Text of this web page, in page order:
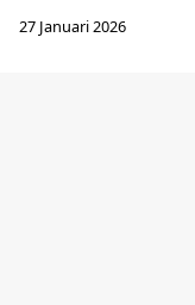
27 Januari 2026